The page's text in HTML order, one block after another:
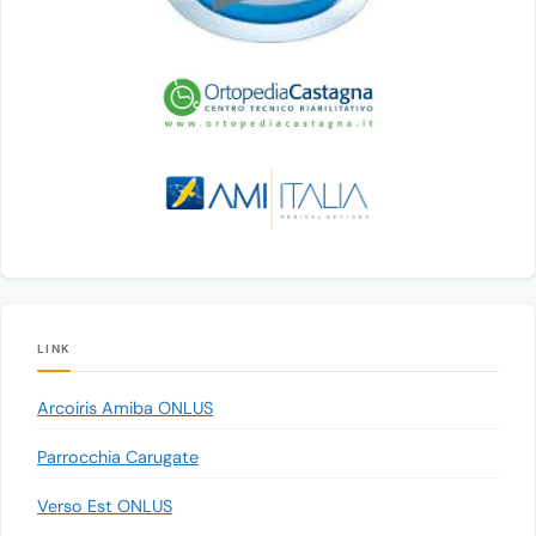
LINK
Arcoiris Amiba ONLUS
Parrocchia Carugate
Verso Est ONLUS